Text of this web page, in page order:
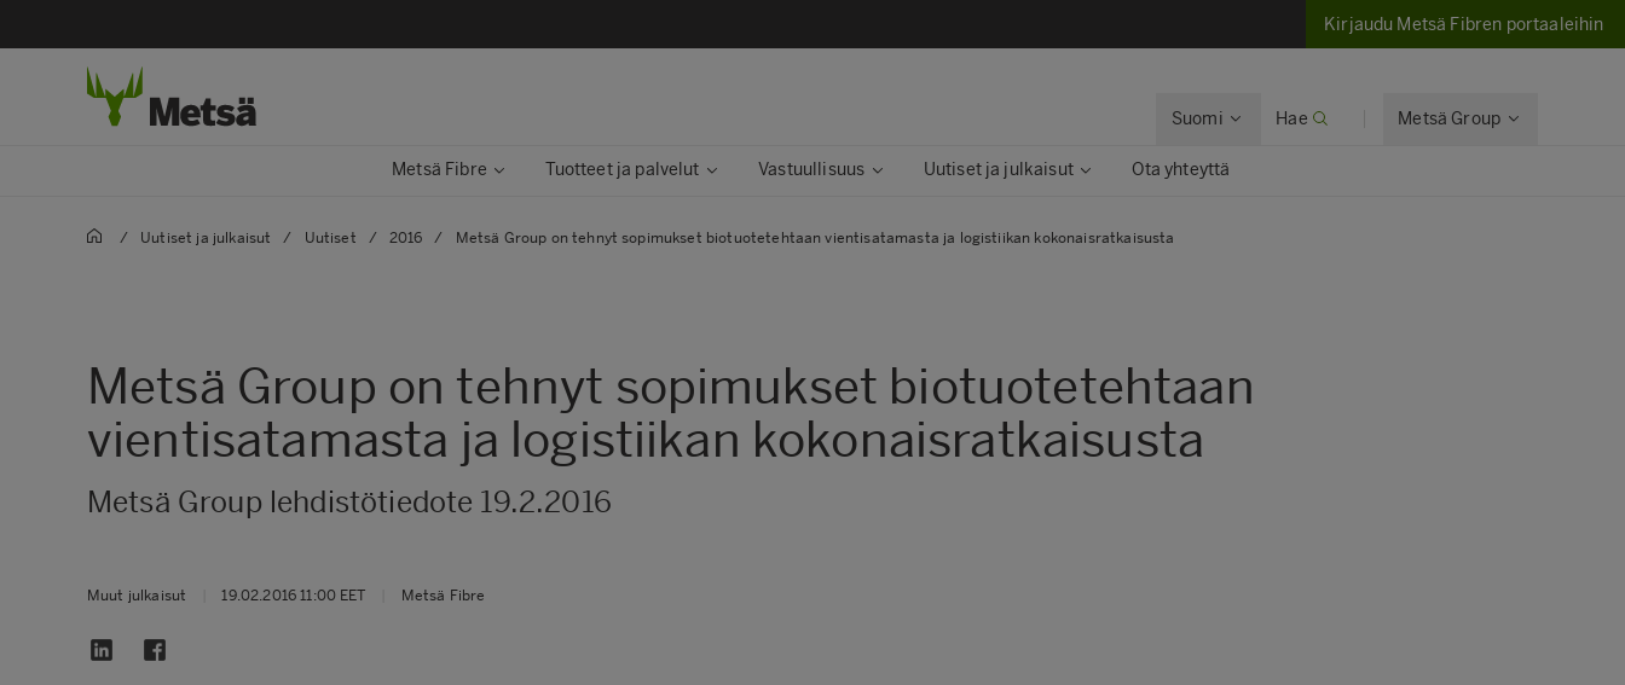
Kirjaudu Metsä Fibren portaaleihin
Suomi Hae Metsä Group
Metsä Fibre Tuotteet ja palvelut Vastuullisuus Uutiset ja julkaisut Ota yhteyttä
/ Uutiset ja julkaisut / Uutiset / 2016 / Metsä Group on tehnyt sopimukset biotuotetehtaan vientisatamasta ja logistiikan kokonaisratkaisusta
Metsä Group on tehnyt sopimukset biotuotetehtaan
vientisatamasta ja logistiikan kokonaisratkaisusta
Metsä Group lehdistötiedote 19.2.2016
Muut julkaisut 19.02.2016 11:00 EET Metsä Fibre